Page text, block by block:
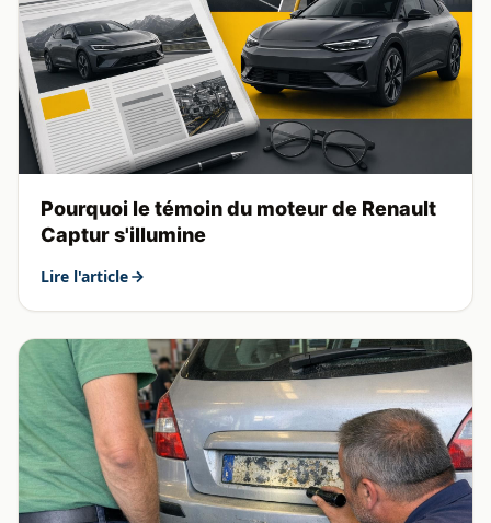
Pourquoi le témoin du moteur de Renault
Captur s'illumine
Lire l'article